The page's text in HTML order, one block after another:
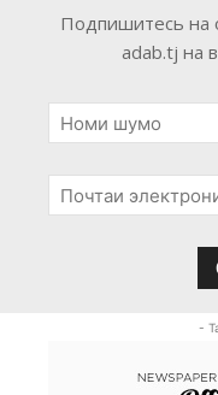
Подпишитесь на
adab.tj на
-